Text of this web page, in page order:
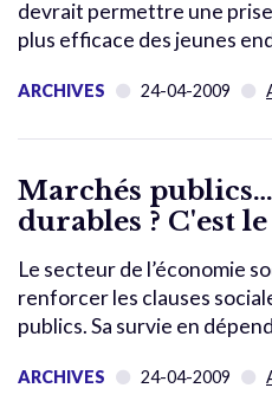
devrait permettre une
plus efficace des jeunes
ARCHIVES 24-04-2009
Marchés
durables ? C'est
Le secteur de l’économie
renforcer les clauses
publics. Sa survie en
ARCHIVES 24-04-2009